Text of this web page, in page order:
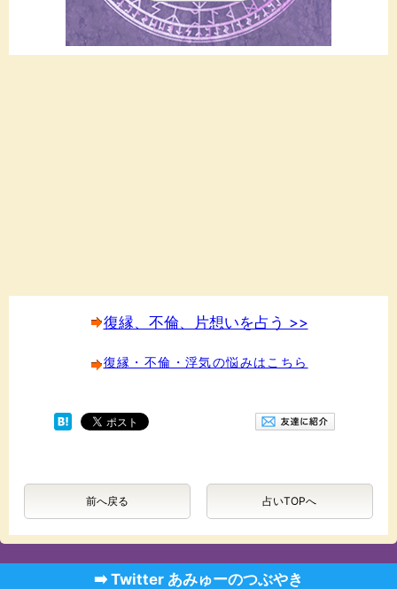
復縁、不倫、片想いを占う >>
復縁・不倫・浮気の悩みはこちら
前へ戻る 占いTOPへ
➡️ Twitter あみゅーのつぶやき